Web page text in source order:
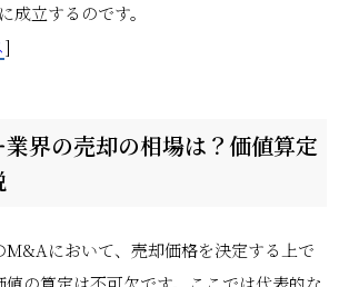
立するのです。
]
業界の売却の相場は？価値算定
M&Aにおいて、売却価格を決定する上で